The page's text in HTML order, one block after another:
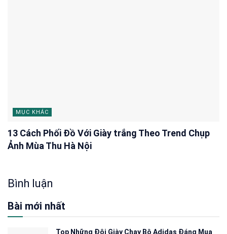
MỤC KHÁC
13 Cách Phối Đồ Với Giày trắng Theo Trend Chụp
Ảnh Mùa Thu Hà Nội
Bình luận
Bài mới nhất
Top Những Đôi Giày Chạy Bộ Adidas Đáng Mua